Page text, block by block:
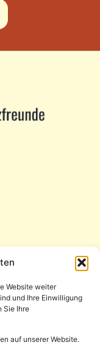
Website weiter
und Ihre Einwilligung
Sie Ihre
auf unserer Website.